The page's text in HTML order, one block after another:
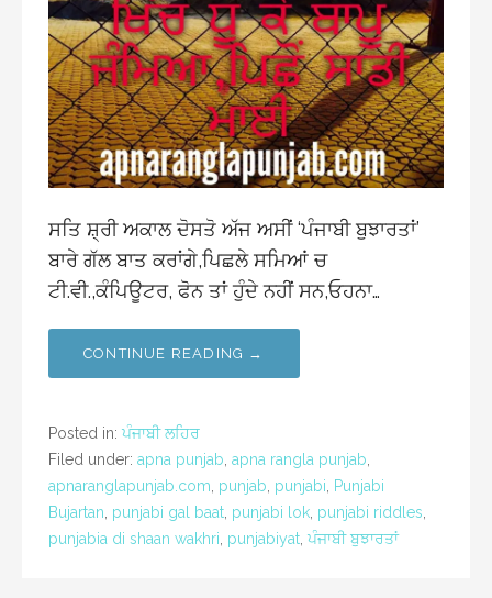
ਸਤਿ ਸ਼੍ਰੀ ਅਕਾਲ ਦੋਸਤੋ ਅੱਜ ਅਸੀਂ ‘ਪੰਜਾਬੀ ਬੁਝਾਰਤਾਂ’
ਬਾਰੇ ਗੱਲ ਬਾਤ ਕਰਾਂਗੇ,ਪਿਛਲੇ ਸਮਿਆਂ ਚ
ਟੀ.ਵੀ.,ਕੰਪਿਊਟਰ, ਫੋਨ ਤਾਂ ਹੁੰਦੇ ਨਹੀਂ ਸਨ,ਓਹਨਾ…
CONTINUE READING →
Posted in: ਪੰਜਾਬੀ ਲਹਿਰ
Filed under: apna punjab apna rangla punjab
apnaranglapunjab.com punjab punjabi
Punjabi
Bujartan punjabi gal baat punjabi lok punjabi riddles
punjabia di shaan wakhri punjabiyat ਪੰਜਾਬੀ ਬੁਝਾਰਤਾਂ